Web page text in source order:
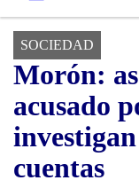
SOCIEDAD
Morón:
acusado
cuentas